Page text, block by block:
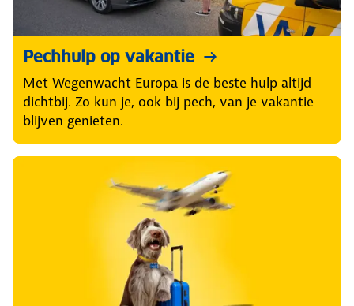
Pechhulp op vakantie
Met Wegenwacht Europa is de beste hulp altijd
dichtbij. Zo kun je, ook bij pech, van je vakantie
blijven genieten.